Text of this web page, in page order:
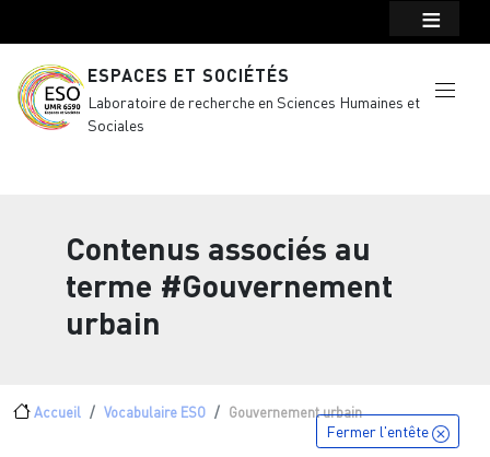
ESPACES ET SOCIÉTÉS
Laboratoire de recherche en Sciences Humaines et
Sociales
Contenus associés au
terme #Gouvernement
urbain
Fil d'Ariane
Accueil Vocabulaire ESO Gouvernement urbain
Fermer l'entête